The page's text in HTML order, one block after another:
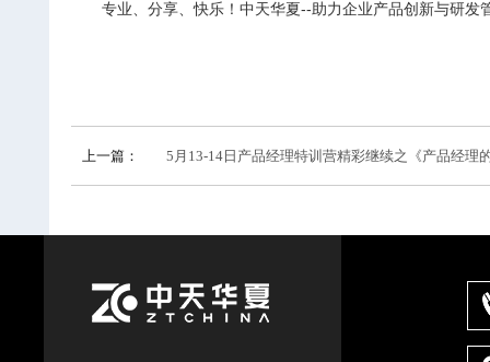
专业、分享、快乐！中天华夏--助力企业产品创新与研发
上一篇： 5月13-14日产品经理特训营精彩继续之《产品经理